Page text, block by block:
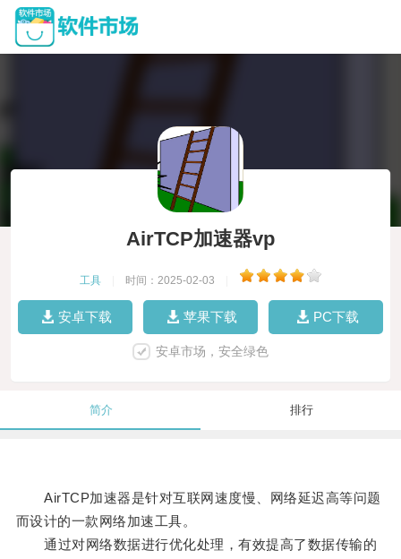
AirTCP加速器vp
工具 时间：2025-02-03
安卓下载 苹果下载 PC下载
安卓市场，安全绿色
简介 排行
AirTCP加速器是针对互联网速度慢、网络延迟高等问题
而设计的一款网络加速工具。
通过对网络数据进行优化处理，有效提高了数据传输的